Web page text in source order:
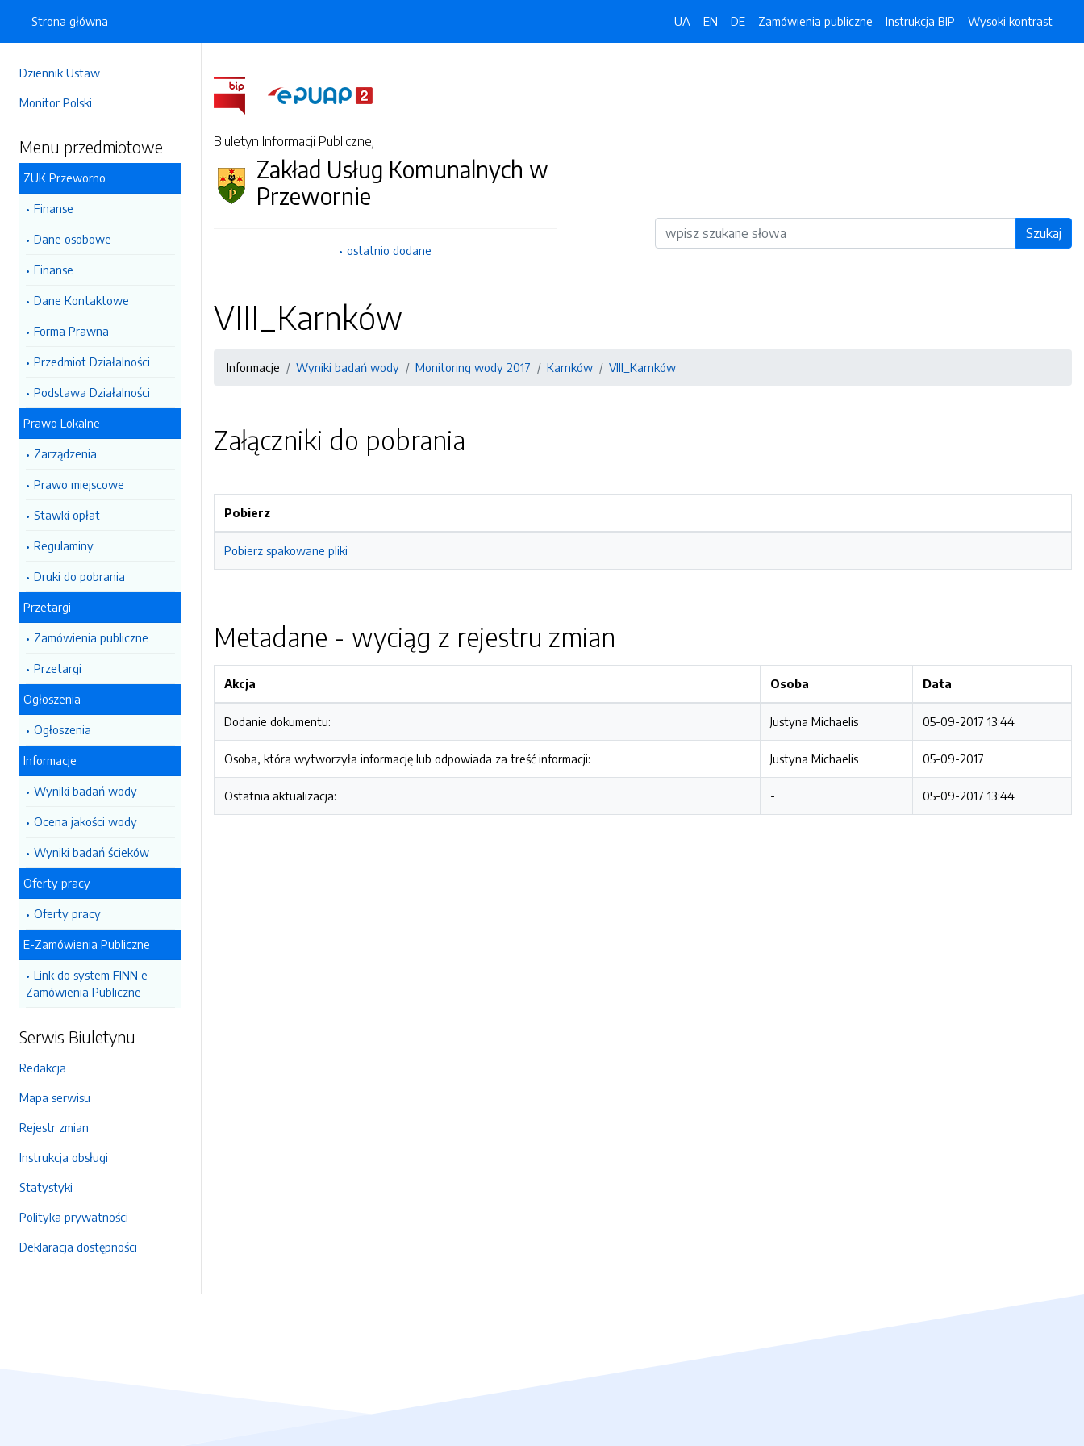
Dziennik Ustaw
Monitor Polski
Menu przedmiotowe
ZUK Przeworno
Finanse
Dane osobowe
Finanse
Dane Kontaktowe
Forma Prawna
Przedmiot Działalności
Podstawa Działalności
Prawo Lokalne
Zarządzenia
Prawo miejscowe
Stawki opłat
Regulaminy
Druki do pobrania
Przetargi
Zamówienia publiczne
Przetargi
Ogłoszenia
Ogłoszenia
Informacje
Wyniki badań wody
Ocena jakości wody
Wyniki badań ścieków
Oferty pracy
Oferty pracy
E-Zamówienia Publiczne
Link do system FINN e-
Zamówienia Publiczne
Serwis Biuletynu
Redakcja
Mapa serwisu
Rejestr zmian
Instrukcja obsługi
Statystyki
Polityka prywatności
Deklaracja dostępności
Strona główna UA EN DE Zamówienia publiczne Instrukcja BIP Wysoki kontrast
Biuletyn Informacji Publicznej
Zakład Usług Komunalnych w
Przewornie
ostatnio dodane
Wyszukiwarka Szukaj
VIII_Karnków
Informacje Wyniki badań wody Monitoring wody 2017 Karnków VIII_Karnków
Załączniki do pobrania
Pobierz
Pobierz spakowane pliki
Metadane - wyciąg z rejestru zmian
Akcja Osoba Data
Dodanie dokumentu: Justyna Michaelis 05-09-2017 13:44
Osoba, która wytworzyła informację lub odpowiada za treść informacji: Justyna Michaelis 05-09-2017
Ostatnia aktualizacja: - 05-09-2017 13:44